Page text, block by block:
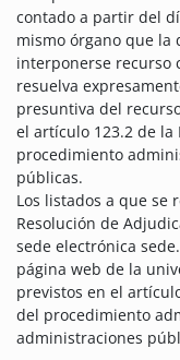
contado a partir del
mismo órgano que la
interponerse recurso
resuelva
presuntiva del
el artículo 123.2 de la
procedimiento
públicas.
Los listados a que se
Resolución de
sede electrónica
página web de la
previstos en el
del procedimiento
administraciones